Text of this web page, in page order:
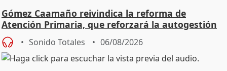
Gómez Caamaño reivindica la reforma de
Atención Primaria, que reforzará la autogestión
Sonido Totales 06/08/2026